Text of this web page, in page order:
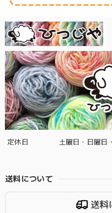
定休日 土曜日・日曜日
送料について
送料